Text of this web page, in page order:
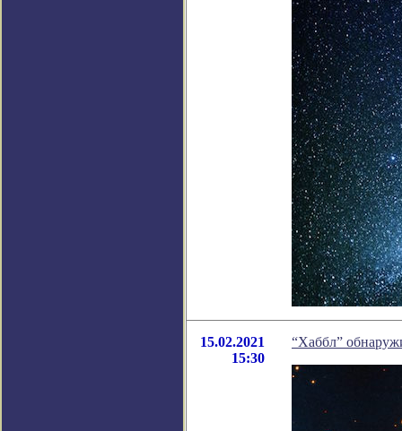
15.02.2021
15:30
“Хаббл”